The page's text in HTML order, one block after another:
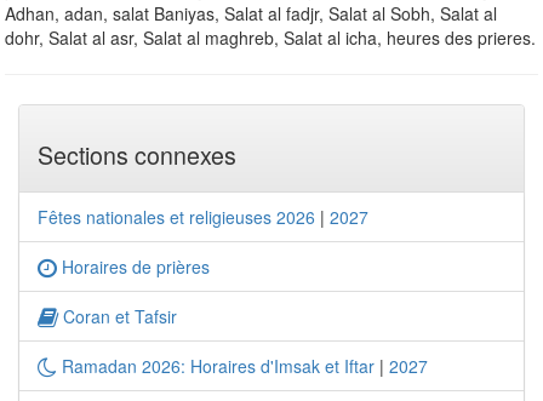
Adhan, adan, salat Baniyas, Salat al fadjr, Salat al Sobh, Salat al
dohr, Salat al asr, Salat al maghreb, Salat al icha, heures des prieres.
Sections connexes
Fêtes nationales et religieuses 2026 | 2027
Horaires de prières
Coran et Tafsir
Ramadan 2026: Horaires d'Imsak et Iftar | 2027